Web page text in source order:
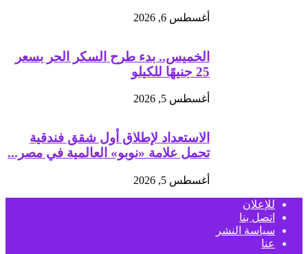
أغسطس 6, 2026
الخميس.. بدء طرح السكر الحر بسعر
25 جنيهًا للكيلو
أغسطس 5, 2026
الاستعداد لإطلاق أول شقق فندقية
تحمل علامة «نوبو» العالمية في مصر...
أغسطس 5, 2026
للإعلان
اتصل بنا
سياسة النشر
عنا